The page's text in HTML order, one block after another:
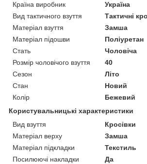
Країна виробник
Україна
Вид тактичного взуття
Тактичні
Матеріал взуття
Замша
Матеріал підошви
Поліуретан
Стать
Чоловіча
Розмір чоловічого взуття
40
Сезон
Літо
Стан
Новий
Колір
Бежевий
Користувальницькі характеристики
Вид взуття
Кросівки
Матеріал верху
Замша
Матеріал підкладки
Текстиль
Посилюючі накладки
Да